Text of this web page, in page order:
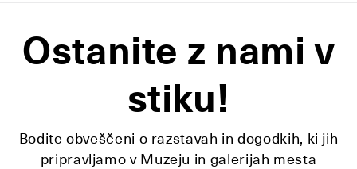
Ostanite z nami v
stiku!
Bodite obveščeni o razstavah in dogodkih, ki jih
pripravljamo v Muzeju in galerijah mesta